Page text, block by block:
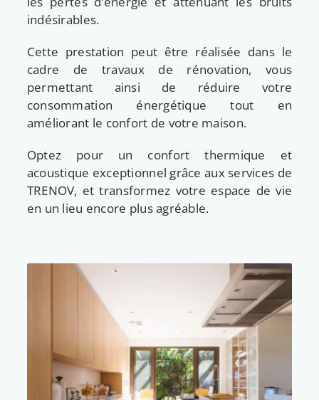
indésirables.
Cette prestation peut être réalisée dans le
cadre de travaux de rénovation, vous
permettant ainsi de réduire votre
consommation énergétique tout en
améliorant le confort de votre maison.
Optez pour un confort thermique et
acoustique exceptionnel grâce aux services de
TRENOV, et transformez votre espace de vie
en un lieu encore plus agréable.